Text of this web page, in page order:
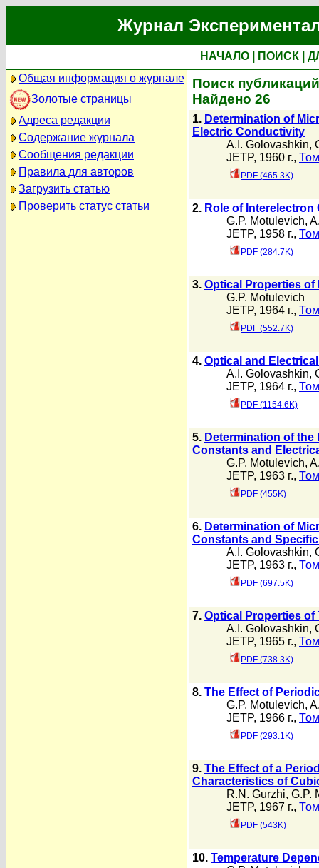
Журнал
НАЧАЛО ПОИСК
Общая информация о журнале
Золотые страницы
Адреса редакции
Содержание журнала
Сообщения редакции
Правила для авторов
Загрузить статью
Проверить статус статьи
Поиск
Найдено 26
1. Determination of
Electric Conductivity
A.I. Golovashkin,
JETP, 1960 г.,
PDF (465.3K)
2. Role of
G.P. Motulevich,
JETP, 1958 г.,
PDF (284.7K)
3. Optical Properties of
G.P. Motulevich
JETP, 1964 г.,
PDF (552.7K)
4. Optical and
A.I. Golovashkin,
JETP, 1964 г.,
PDF (1154.6K)
5. Determination of
Constants and
G.P. Motulevich,
JETP, 1963 г.,
PDF (455K)
6. Determination of
Constants and
A.I. Golovashkin,
JETP, 1963 г.,
PDF (697.5K)
7. Optical Properties of
A.I. Golovashkin,
JETP, 1965 г.,
PDF (738.3K)
8. The Effect of
G.P. Motulevich,
JETP, 1966 г.,
PDF (293.1K)
9. The Effect of a
Characteristics of
R.N. Gurzhi, G.P.
JETP, 1967 г.,
PDF (543K)
10. Temperature